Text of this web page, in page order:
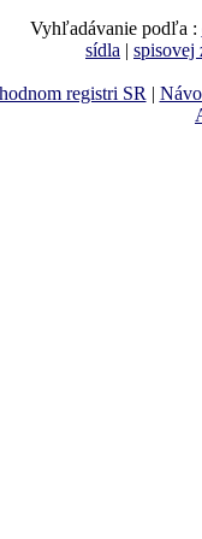
Vyhľadávanie podľa :
sídla | spisovej
registri SR|